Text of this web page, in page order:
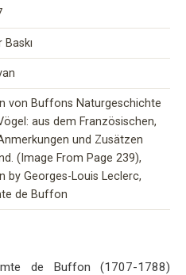
Baskı
von Buffons Naturgeschichte
aus dem Französischen,
und Zusätzen
(Image From Page 239),
by Georges-Louis Leclerc,
de Buffon
de Buffon (1707-1788)